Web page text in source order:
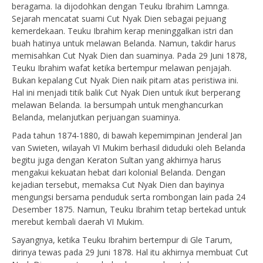
beragama. Ia dijodohkan dengan Teuku Ibrahim Lamnga.
Sejarah mencatat suami Cut Nyak Dien sebagai pejuang
kemerdekaan. Teuku Ibrahim kerap meninggalkan istri dan
buah hatinya untuk melawan Belanda. Namun, takdir harus
memisahkan Cut Nyak Dien dan suaminya. Pada 29 Juni 1878,
Teuku Ibrahim wafat ketika bertempur melawan penjajah.
Bukan kepalang Cut Nyak Dien naik pitam atas peristiwa ini.
Hal ini menjadi titik balik Cut Nyak Dien untuk ikut berperang
melawan Belanda. Ia bersumpah untuk menghancurkan
Belanda, melanjutkan perjuangan suaminya.
Pada tahun 1874-1880, di bawah kepemimpinan Jenderal Jan
van Swieten, wilayah VI Mukim berhasil diduduki oleh Belanda
begitu juga dengan Keraton Sultan yang akhirnya harus
mengakui kekuatan hebat dari kolonial Belanda. Dengan
kejadian tersebut, memaksa Cut Nyak Dien dan bayinya
mengungsi bersama penduduk serta rombongan lain pada 24
Desember 1875. Namun, Teuku Ibrahim tetap bertekad untuk
merebut kembali daerah VI Mukim.
Sayangnya, ketika Teuku Ibrahim bertempur di Gle Tarum,
dirinya tewas pada 29 Juni 1878. Hal itu akhirnya membuat Cut